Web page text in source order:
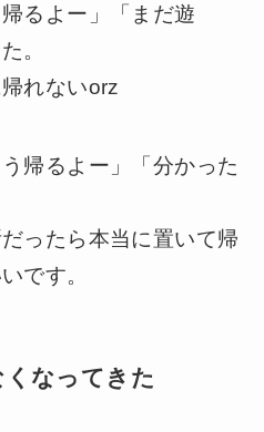
るよー」「まだ遊
。
れないorz
帰るよー」「分かった
ったら本当に置いて帰
です。
くなってきた